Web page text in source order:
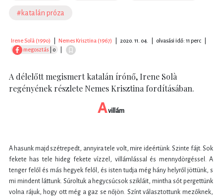
#katalán próza
Irene Solà (1990) Nemes Krisztina (1967) 2020. 11. 04. olvasási idő: 11 perc
megosztás | 0
A délelőtt megismert katalán írónő, Irene Solà
regényének részlete Nemes Krisztina fordításában.
Avillám
A hasunk majd szétrepedt, annyira tele volt, mire ideértünk. Szinte fájt. Sok
fekete has tele hideg fekete vízzel, villámlással és mennydörgéssel. A
tenger felől és más hegyek felől, és isten tudja még hány helyről jöttünk, s
mi mindent láttunk. Súroltuk a hegycsúcsok szikláit, mintha sót pergettünk
volna rájuk, hogy ott még a gaz se nőjön. Színt választottunk mezőknek,